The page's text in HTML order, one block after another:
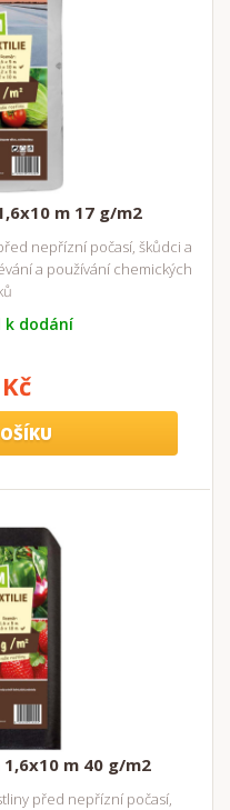
m 17 g/m2
nepřízní počasí, škůdci a
a používání chemických
k dodání
m 40 g/m2
před nepřízní počasí,